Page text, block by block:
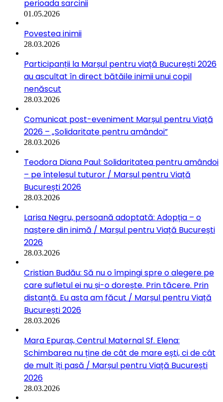
perioada sarcinii
01.05.2026
Povestea inimii
28.03.2026
Participanții la Marșul pentru viață București 2026
au ascultat în direct bătăile inimii unui copil
nenăscut
28.03.2026
Comunicat post-eveniment Marșul pentru Viață
2026 – „Solidaritate pentru amândoi”
28.03.2026
Teodora Diana Paul: Solidaritatea pentru amândoi
– pe înțelesul tuturor / Marșul pentru Viață
București 2026
28.03.2026
Larisa Negru, persoană adoptată: Adopția – o
naștere din inimă / Marșul pentru Viață București
2026
28.03.2026
Cristian Budău: Să nu o împingi spre o alegere pe
care sufletul ei nu și-o dorește. Prin tăcere. Prin
distanță. Eu asta am făcut / Marșul pentru Viață
București 2026
28.03.2026
Mara Epuraș, Centrul Maternal Sf. Elena:
Schimbarea nu ține de cât de mare ești, ci de cât
de mult îți pasă / Marșul pentru Viață București
2026
28.03.2026